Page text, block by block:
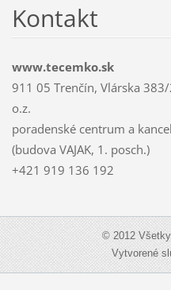
Kontakt
www.tecemko.sk
911 05 Trenčín, Vlárska
o.z.
poradenské centrum a
(budova VAJAK, 1. posch.)
+421 919 136 192
© 2012
Vytvorené